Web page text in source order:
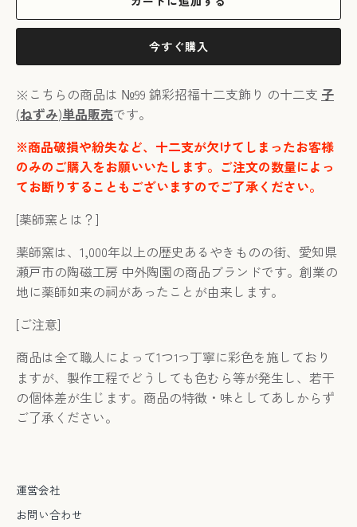
今すぐ購入
※こちらの商品は №99 錦彩招福十二支飾り の十二支 子
(ねずみ)単品販売です。
※商品破損や紛失など、十二支が欠けてしまったお客様
のみのご購入をお願いいたします。ご注文の数量によっ
てお断りすることもございますのでご了承ください。
[薬師窯とは？ ]
薬師窯は、 1,000年以上の歴史あるやきものの街、愛知県
瀬戸市の陶磁工房 中外陶園の商品ブランドです。創業の
地に薬師如来の祠があったことが由来します。
[ご注意]
商品は全て職人によって1つ1つ丁寧に彩色を施しており
ますが、製作工程でどうしても色むら等が発生し、若干
の個体差が生じます。商品の特徴・味としてあしからず
ご了承ください。
運営会社
お問い合わせ